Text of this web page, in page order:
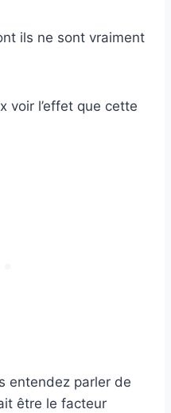
ils ne sont vraiment
voir l’effet que cette
entendez parler de
être le facteur